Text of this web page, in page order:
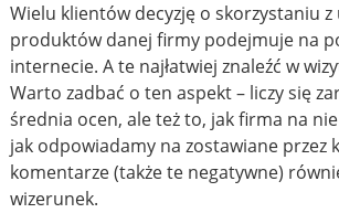
Wielu klientów decyzję o skorzystaniu z
produktów danej firmy podejmuje na
internecie. A te najłatwiej znaleźć w
Warto zadbać o ten aspekt – liczy się
średnia ocen, ale też to, jak firma na
jak odpowiadamy na zostawiane przez
komentarze (także te negatywne)
wizerunek.